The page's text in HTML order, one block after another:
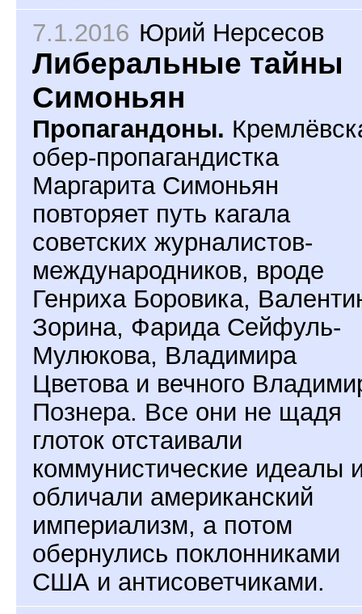
7.1.2016 Юрий Нерсесов
Либеральные тайны
Симоньян
Пропагандоны.
обер-пропагандистка
Маргарита Симоньян
повторяет путь кагала
советских журналистов-
международников, вроде
Генриха Боровика,
Зорина, Фарида Сейфуль-
Мулюкова, Владимира
Цветова и вечного
Познера. Все они не щадя
глоток отстаивали
коммунистические идеалы
обличали американский
империализм, а потом
обернулись поклонниками
США и антисоветчиками.